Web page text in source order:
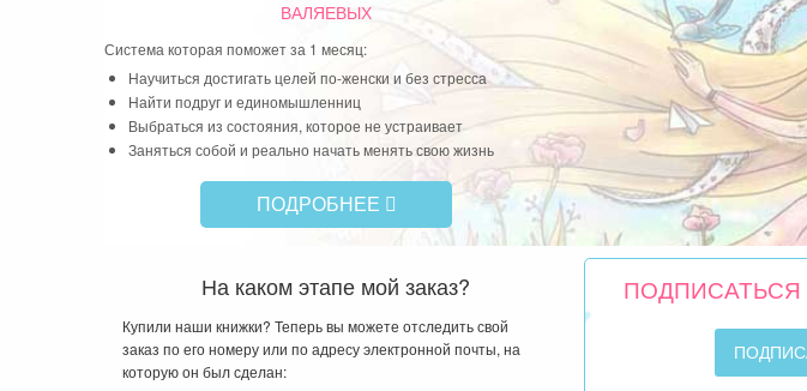
ВАЛЯЕВЫХ
Система которая поможет за 1 месяц:
Научиться достигать целей по-женски и без стресса
Найти подруг и единомышленниц
Выбраться из состояния, которое не устраивает
Заняться собой и реально начать менять свою жизнь
ПОДРОБНЕЕ
На каком этапе мой заказ?
Купили наши книжки? Теперь вы можете отследить свой
заказ по его номеру или по адресу электронной почты, на
которую он был сделан: